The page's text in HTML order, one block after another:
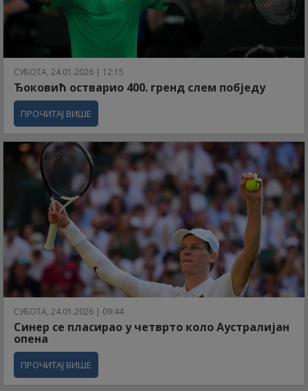
СУБОТА, 24.01.2026 | 12:15
Ђоковић остварио 400. гренд слем побједу
ПРОЧИТАЈ ВИШЕ
СУБОТА, 24.01.2026 | 09:44
Синер се пласирао у четврто коло Аустралијан
опена
ПРОЧИТАЈ ВИШЕ